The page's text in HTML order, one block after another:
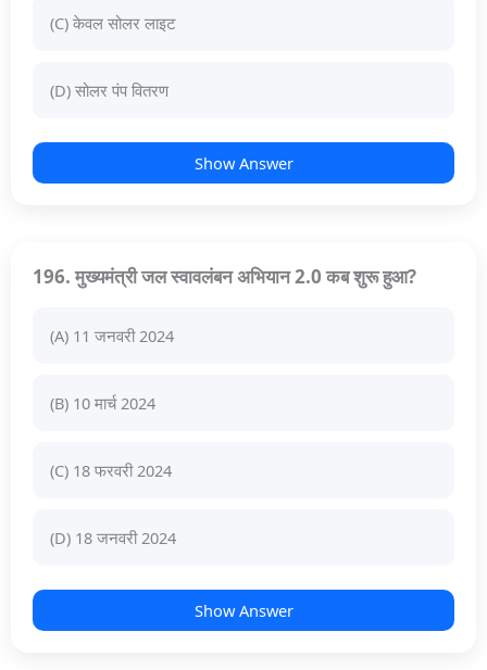
(C) केवल सोलर लाइट
(D) सोलर पंप वितरण
Show Answer
196. मुख्यमंत्री जल स्वावलंबन अभियान 2.0 कब शुरू हुआ?
(A) 11 जनवरी 2024
(B) 10 मार्च 2024
(C) 18 फरवरी 2024
(D) 18 जनवरी 2024
Show Answer